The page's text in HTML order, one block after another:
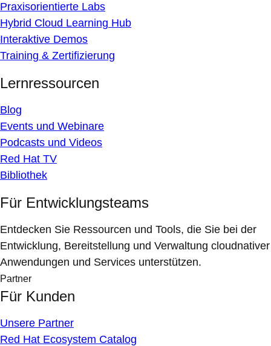
Praxisorientierte Labs
Hybrid Cloud Learning Hub
Interaktive Demos
Training & Zertifizierung
Lernressourcen
Blog
Events und Webinare
Podcasts und Videos
Red Hat TV
Bibliothek
Für Entwicklungsteams
Entdecken Sie Ressourcen und Tools, die Sie bei der
Entwicklung, Bereitstellung und Verwaltung cloudnativer
Anwendungen und Services unterstützen.
Partner
Für Kunden
Unsere Partner
Red Hat Ecosystem Catalog